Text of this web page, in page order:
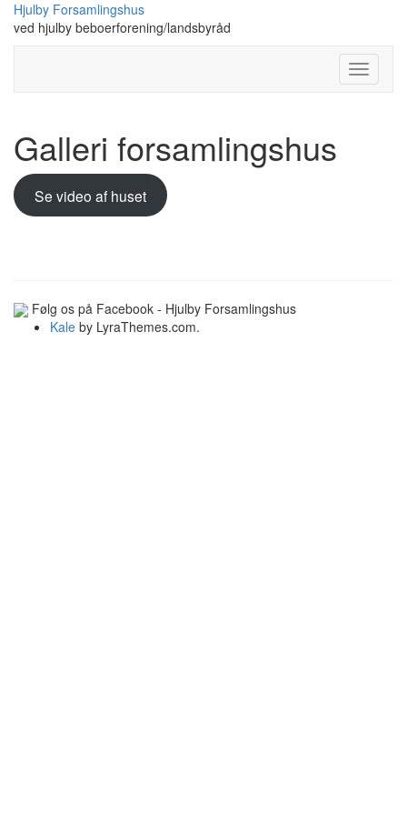
Skip
content
Hjulby Forsamlingshus
ved hjulby beboerforening/landsbyråd
Toggle
Galleri forsamlingshus
Se video af huset
Følg os på Facebook - Hjulby Forsamlingshus
Kale by LyraThemes.com.